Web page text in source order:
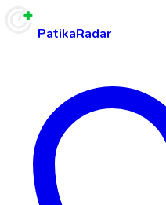
PatikaRadar